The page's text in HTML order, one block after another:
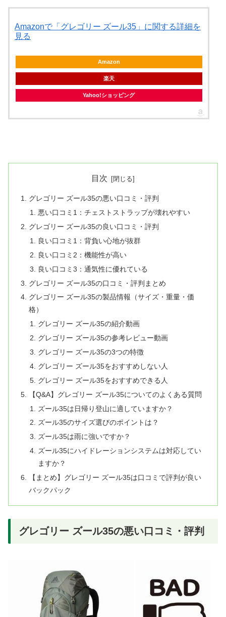
Amazonで「グレゴリー ズール35」に関する詳細を
見る
Amazon
楽天
Yahoo!ショッピング
目次
グレゴリー ズール35の悪い口コミ・評判
悪い口コミ1：チェストストラップが壊れやすい
グレゴリー ズール35の良い口コミ・評判
良い口コミ1：背負い心地が抜群
良い口コミ2：機能性が高い
良い口コミ3：通気性に優れている
グレゴリー ズール35の口コミ・評判まとめ
グレゴリー ズール35の製品情報（サイズ・重量・価
格）
グレゴリー ズール35の紹介動画
グレゴリー ズール35の参考レビュー動画
グレゴリー ズール35の3つの特徴
グレゴリー ズール35をおすすめしない人
グレゴリー ズール35をおすすめできる人
【Q&A】グレゴリー ズール35についてのよくある質問
ズール35は日帰り登山に適していますか？
ズール35のサイズ選びのポイントは？
ズール35は雨に強いですか？
ズール35にハイドレーションシステムは対応してい
ますか？
【まとめ】グレゴリー ズール35は口コミで評判が良い
バックパック
グレゴリー ズール35の悪い口コミ・評判